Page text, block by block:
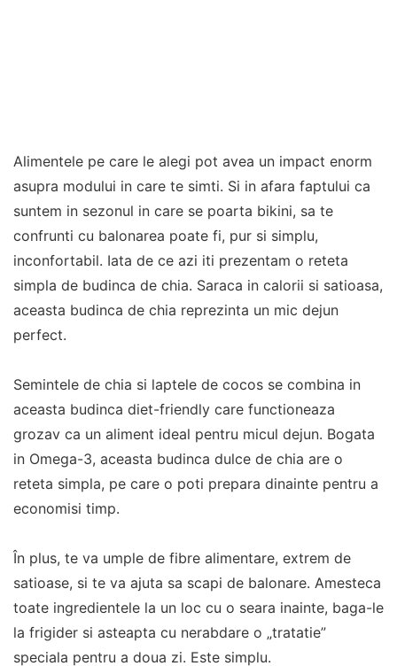
Alimentele pe care le alegi pot avea un impact enorm
asupra modului in care te simti. Si in afara faptului ca
suntem in sezonul in care se poarta bikini, sa te
confrunti cu balonarea poate fi, pur si simplu,
inconfortabil. Iata de ce azi iti prezentam o reteta
simpla de budinca de chia. Saraca in calorii si satioasa,
aceasta budinca de chia reprezinta un mic dejun
perfect.
Semintele de chia si laptele de cocos se combina in
aceasta budinca diet-friendly care functioneaza
grozav ca un aliment ideal pentru micul dejun. Bogata
in Omega-3, aceasta budinca dulce de chia are o
reteta simpla, pe care o poti prepara dinainte pentru a
economisi timp.
În plus, te va umple de fibre alimentare, extrem de
satioase, si te va ajuta sa scapi de balonare. Amesteca
toate ingredientele la un loc cu o seara inainte, baga-le
la frigider si asteapta cu nerabdare o „tratatie”
speciala pentru a doua zi. Este simplu.